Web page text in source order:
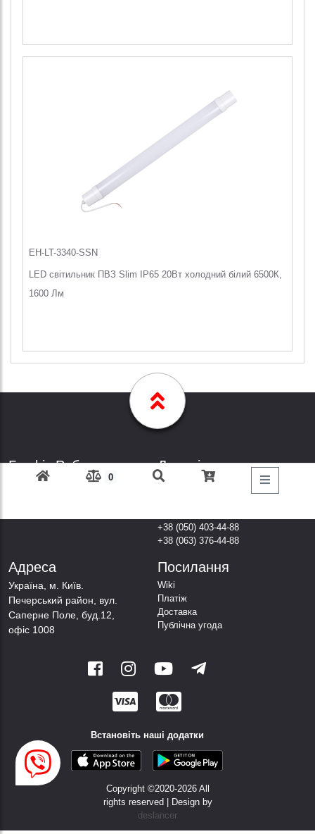
0
EH-LT-3340-SSN
LED світильник ПВЗ Slim IP65 20Вт холодний білий 6500К,
1600 Лм
Графік Роботи
Пн-Пт: з 9: 00 до 18: 00
Дзвоніть за
телефонами
+38 (050) 403-44-88
+38 (063) 376-44-88
Адреса
Українa, м. Київ.
Печерський район, вул.
Саперне Поле, буд.12,
офіс 1008
Посилання
Wiki
Платіж
Доставка
Публічна угода
Встановіть наші додатки
Copyright ©2020-2026 All
rights reserved | Design by
deslancer